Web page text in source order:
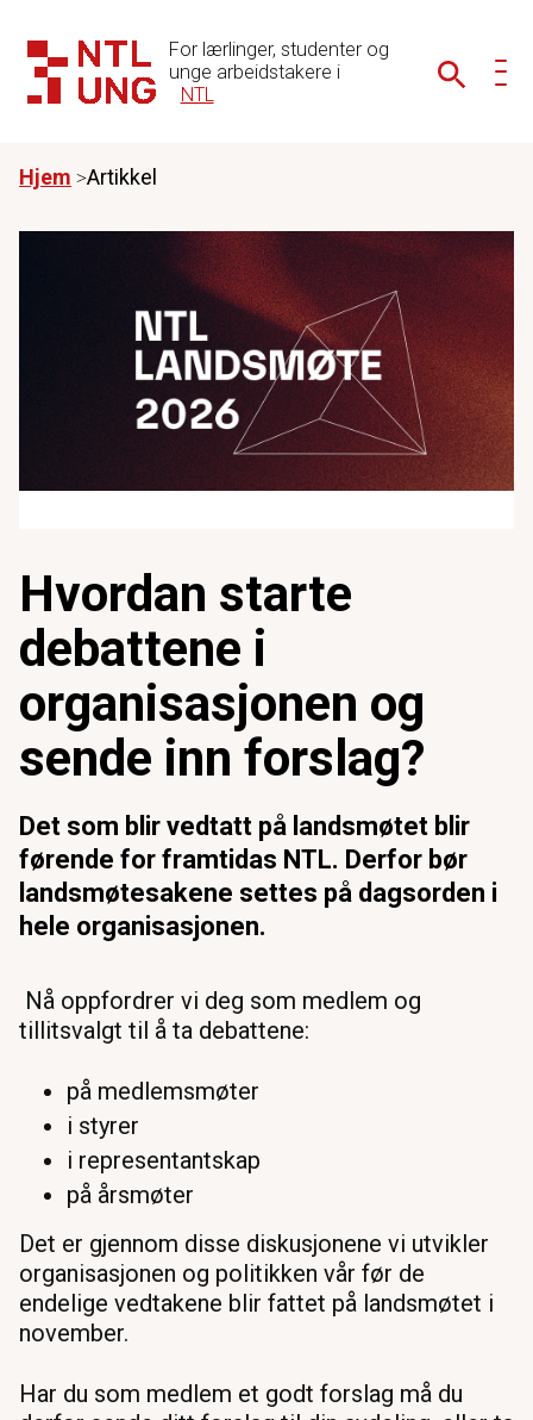
For lærlinger, studenter og
unge arbeidstakere i
NTL
Hjem Artikkel
Hvordan starte
debattene i
organisasjonen og
sende inn forslag?
Det som blir vedtatt på landsmøtet blir
førende for framtidas NTL. Derfor bør
landsmøtesakene settes på dagsorden i
hele organisasjonen.
Nå oppfordrer vi deg som medlem og
tillitsvalgt til å ta debattene:
på medlemsmøter
i styrer
i representantskap
på årsmøter
Det er gjennom disse diskusjonene vi utvikler
organisasjonen og politikken vår før de
endelige vedtakene blir fattet på landsmøtet i
november.
Har du som medlem et godt forslag må du